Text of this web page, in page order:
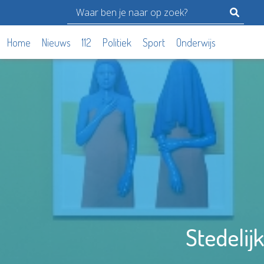
Home Nieuws 112 Politiek Sport Onderwijs